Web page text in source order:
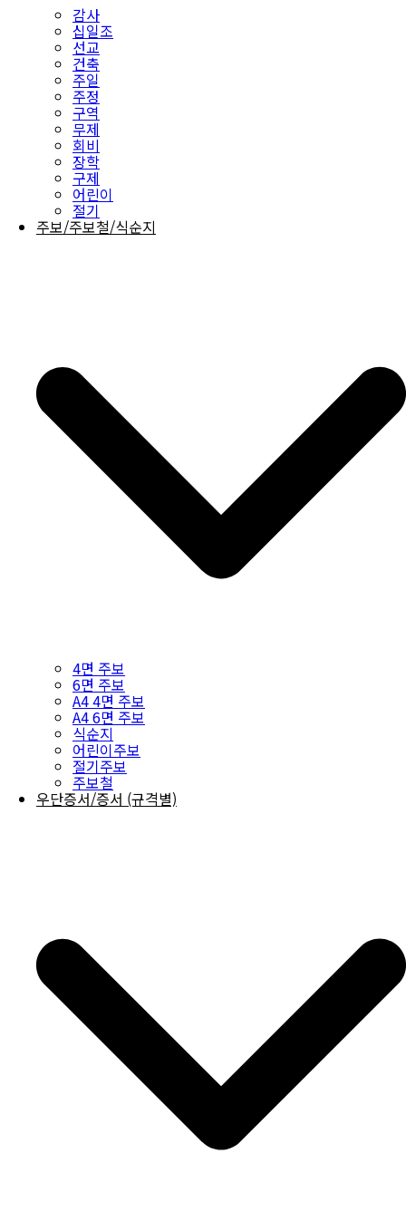
감사
십일조
선교
건축
주일
주정
구역
무제
회비
장학
구제
어린이
절기
주보/주보철/식순지
4면 주보
6면 주보
A4 4면 주보
A4 6면 주보
식순지
어린이주보
절기주보
주보철
우단증서/증서 (규격별)